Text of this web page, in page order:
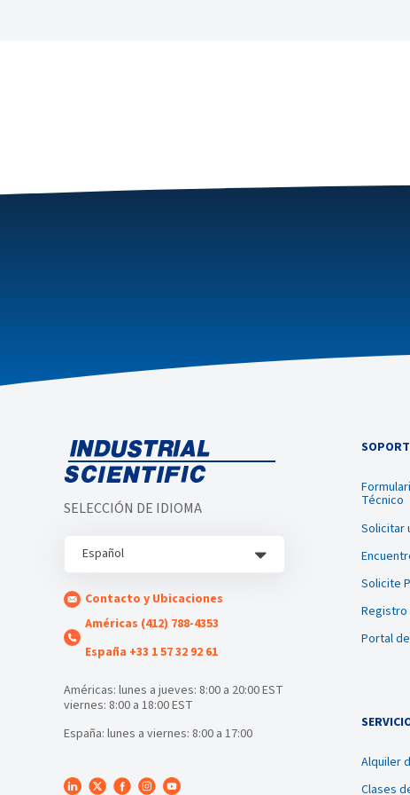
SELECCIÓN DE IDIOMA
Español
Contacto y Ubicaciones
Américas (412) 788-4353
España +33 1 57 32 92 61
Américas: lunes a jueves: 8:00 a 20:00 EST
viernes: 8:00 a 18:00 EST
España: lunes a viernes: 8:00 a 17:00
Técnico
Solicitar
Solicite
Registro
Portal
Alquiler
Clases